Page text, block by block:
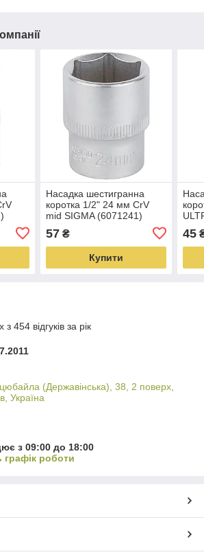
Насадка шестигранна
коротка 1/2" 24 мм CrV
mid SIGMA (6071241)
57₴
Купити
45
454 відгуків за рік
(Державінська), 38, 2 поверх,
Україна
з 09:00 до 18:00
графік роботи